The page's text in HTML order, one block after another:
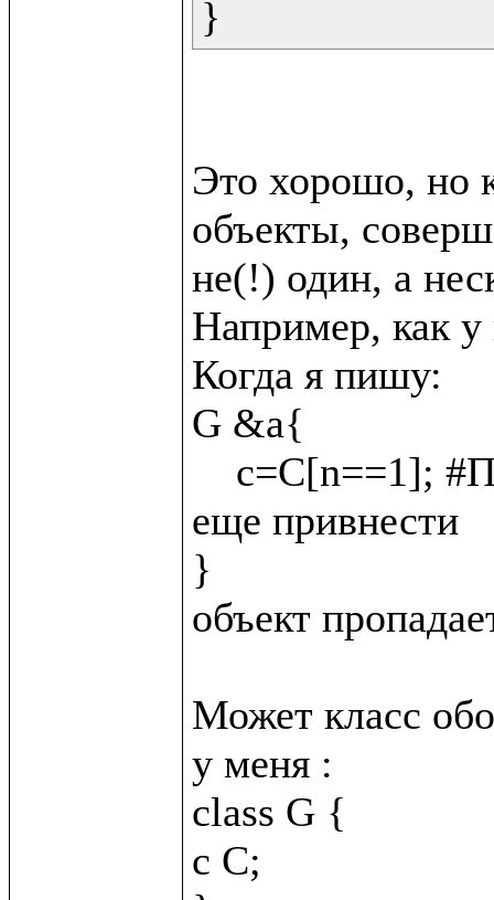
Это хорошо, но
объекты,
не(!) один, а
Например, как
Когда я пишу:
G &a{
еще привнести
}
объект
Может класс
у меня :
class G {
c C;